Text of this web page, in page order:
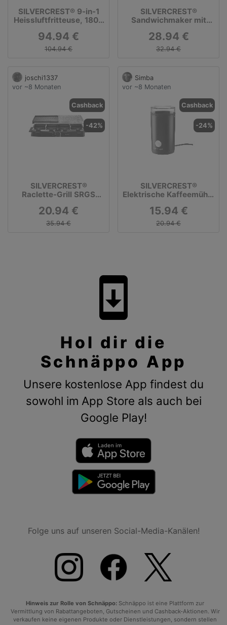
SILVERCREST® 9-in-1
Heissluftfritteuse, 1800
94.94 €
104.94 €
SILVERCREST®
Sandwichmaker mit
750 D4«
28.94 €
32.94 €
joschi1337
vor ~8 Monaten
Cashback
-42%
SILVERCREST®
Raclette-Grill SRGS
20.94 €
35.94 €
Simba
vor ~8 Monaten
Cashback
-24%
SILVERCREST®
Elektrische Kaffeemühle
15.94 €
20.94 €
system_update
Hol dir die
Schnäppo App
Unsere kostenlose App findest du
sowohl im App Store als auch bei
Google Play!
Folge uns auf unseren Social-Media-Kanälen!
Hinweis zur Rolle von Schnäppo: Schnäppo ist eine Plattform zur
Vermittlung von Rabattangeboten, Gutscheinen und Cashback-Aktionen. Wir
verkaufen keine eigenen Produkte oder Dienstleistungen, sondern stellen